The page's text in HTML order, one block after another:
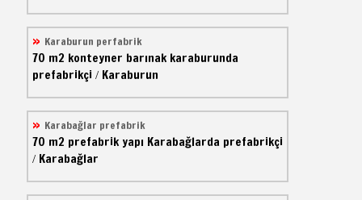
Karaburun perfabrik
70 m2 konteyner barınak karaburunda
prefabrikçi / Karaburun
Karabağlar prefabrik
70 m2 prefabrik yapı Karabağlarda prefabrikçi
/ Karabağlar